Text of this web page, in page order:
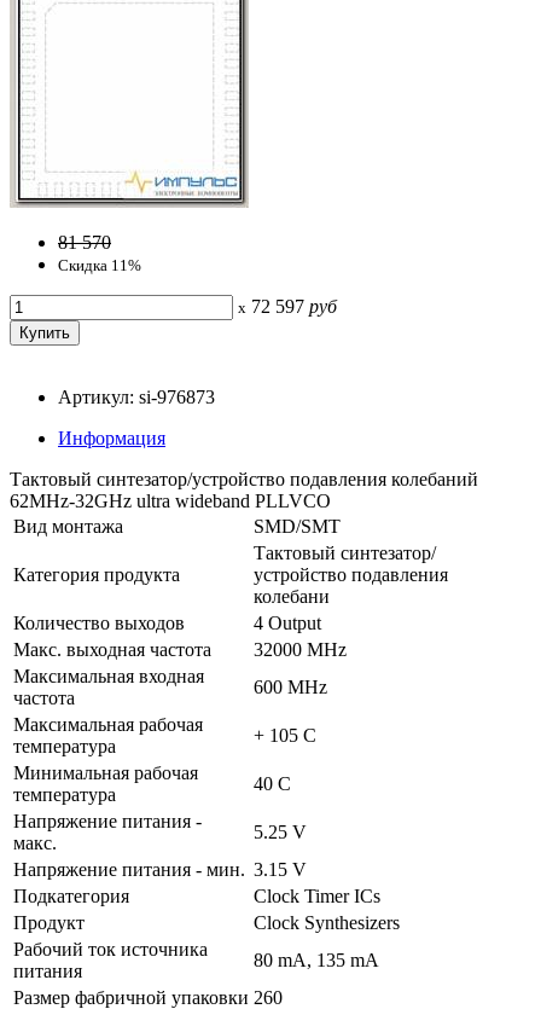
81 570
Скидка 11%
x 72 597 руб
Артикул: si-976873
Информация
Тактовый синтезатор/устройство подавления колебаний
62MHz-32GHz ultra wideband PLLVCO
Вид монтажа
SMD/SMT
Категория продукта
Тактовый синтезатор/
устройство подавления
колебани
Количество выходов
4 Output
Макс. выходная частота
32000 MHz
Максимальная входная
частота
600 MHz
Максимальная рабочая
температура
+ 105 C
Минимальная рабочая
температура
40 C
Напряжение питания -
макс.
5.25 V
Напряжение питания - мин. 3.15 V
Подкатегория
Clock Timer ICs
Продукт
Clock Synthesizers
Рабочий ток источника
питания
80 mA, 135 mA
Размер фабричной упаковки 260